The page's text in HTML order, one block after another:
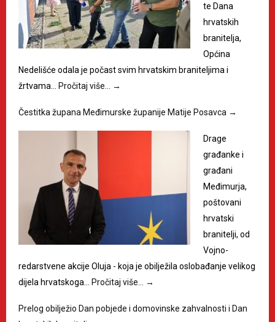
te Dana
hrvatskih
branitelja,
Općina
Nedelišće odala je počast svim hrvatskim braniteljima i
žrtvama…
Pročitaj više… →
Čestitka župana Međimurske županije Matije Posavca →
Drage
građanke i
građani
Međimurja,
poštovani
hrvatski
branitelji, od
Vojno-
redarstvene akcije Oluja - koja je obilježila oslobađanje velikog
dijela hrvatskoga…
Pročitaj više… →
Prelog obilježio Dan pobjede i domovinske zahvalnosti i Dan